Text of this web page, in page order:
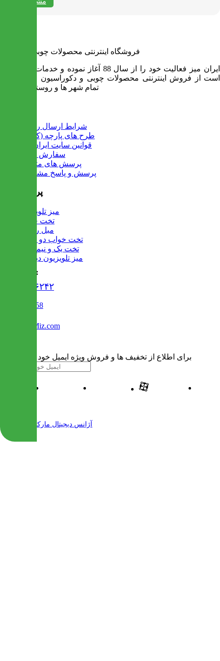
فروشگاه اینترنتی محصولات چوبی ایران میز
ایران میز فعالیت خود را از سال 88 آغاز نموده و خدمات آن عبارت
است از فروش اینترنتی محصولات چوبی و دکوراسیون و ارسال به
تمام شهر ها و روستاهای کشور
شرایط ارسال رایگان
طرح های پارچه (کالیته)
قوانین سایت ایران میز
سفارش عمده
پرسش های متداول
پرسش و پاسخ مشتریان
پرفروش ها
میز تلویزیون
تخت خواب
مبل راحتی
تخت خواب دو طبقه
تخت یک و نیم نفره
میز تلویزیون دیواری
تماس با ما :
۰۲۱۹۱۳۰۶۲۴۲
02122509458
Info@IranMiz.com
برای اطلاع از تخفیف ها و فروش ویژه ایمیل خود را وارد کنید
آژانس دیجیتال مارکتینگ مهرنت